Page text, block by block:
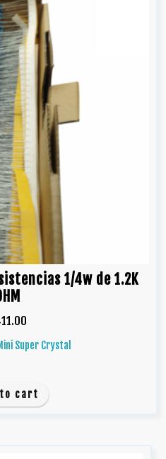
1/4w de 1.2K
Super Crystal
to cart